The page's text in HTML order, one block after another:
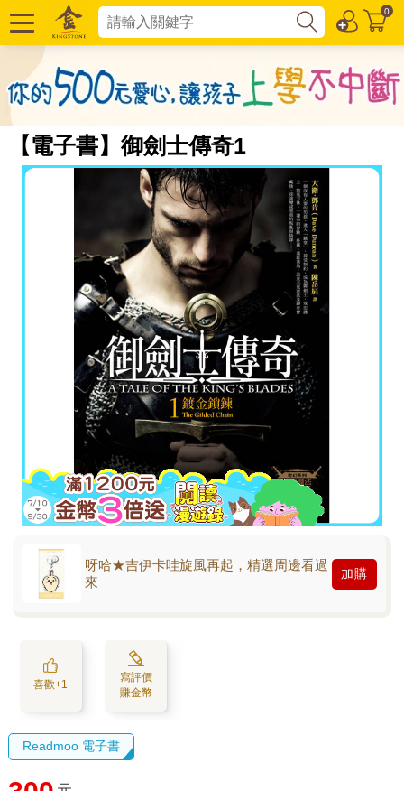
0
【電子書】御劍士傳奇1
呀哈★吉伊卡哇旋風再起，精選周邊看過
來
加購
喜歡+1
寫評價
賺金幣
Readmoo 電子書